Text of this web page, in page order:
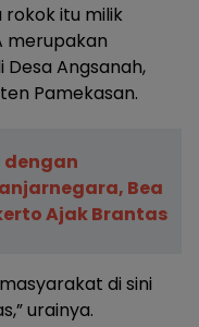
itu milik
merupakan
Angsanah,
Pamekasan.
dengan
Bea
Ajak Brantas
di sini
urainya.